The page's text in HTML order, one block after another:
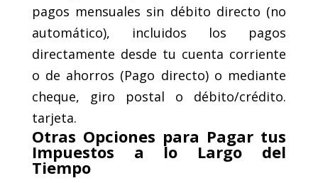
pagos mensuales sin débito directo (no
automático), incluidos los pagos
directamente desde tu cuenta corriente
o de ahorros (Pago directo) o mediante
cheque, giro postal o débito/crédito.
tarjeta.
Otras Opciones para Pagar tus
Impuestos a lo Largo del
Tiempo